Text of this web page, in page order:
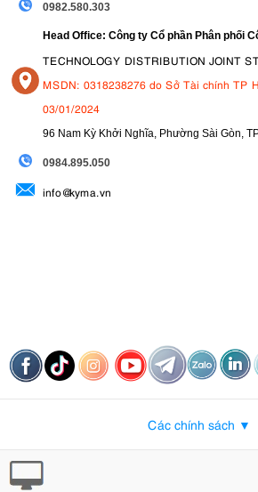
0982.580.303
Head Office: Công ty Cổ phần Phân phối
TECHNOLOGY DISTRIBUTION JOINT
MSDN: 0318238276 do Sở Tài chính TP
03/01/2024
96 Nam Kỳ Khởi Nghĩa, Phường Sài Gòn,
0984.895.050
info@kyma.vn
Các chính sách ▼